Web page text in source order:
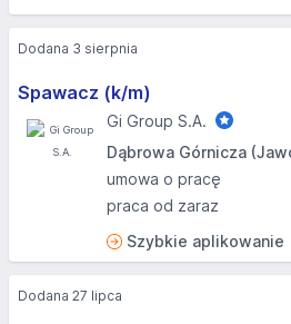
Spawacz (k/m)
Gi Group S.A.
Dąbrowa Górnicza
umowa o pracę
praca od zaraz
Szybkie aplikowanie
Dodana 3 sierpnia
Dodana 27 lipca